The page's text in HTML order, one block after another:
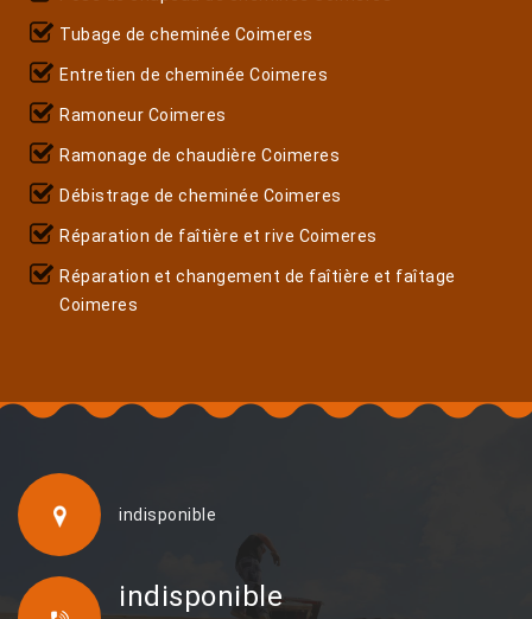
Tubage de cheminée Coimeres
Entretien de cheminée Coimeres
Ramoneur Coimeres
Ramonage de chaudière Coimeres
Débistrage de cheminée Coimeres
Réparation de faîtière et rive Coimeres
Réparation et changement de faîtière et faîtage
Coimeres
indisponible
indisponible